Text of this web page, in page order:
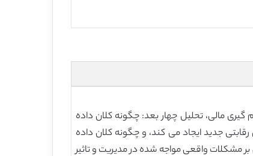
گیری مالی، تحلیل چهار بعد: چگونه کلان داده
جدید ایجاد می کند، و چگونه کلان داده
مشکلات واقعی مواجه شده در مدیریت و تاثیر